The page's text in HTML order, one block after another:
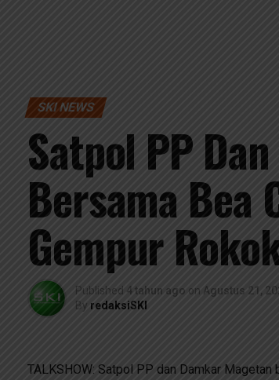
SKI NEWS
Satpol PP
Bersama Bea
Gempur
Published 4 tahun ago on Agustus 21,
By redaksiSKI
TALKSHOW: Satpol PP dan Damkar